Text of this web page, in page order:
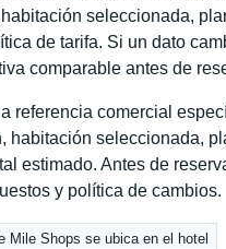
seleccionada,
de tarifa. Si un dato
comparable antes de
referencia comercial
habitación seleccionada,
estimado. Antes de
y política de cambios.
Mile Shops se ubica en el hotel